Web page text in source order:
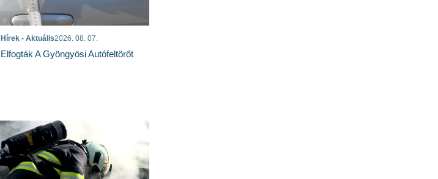
Hírek - Aktuális2026. 08. 07.
Elfogták A Gyöngyösi Autófeltörőt